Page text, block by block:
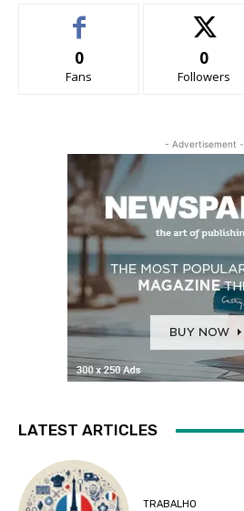
0
Fans
0
Followers
- Advertisement -
LATEST ARTICLES
TRABALHO